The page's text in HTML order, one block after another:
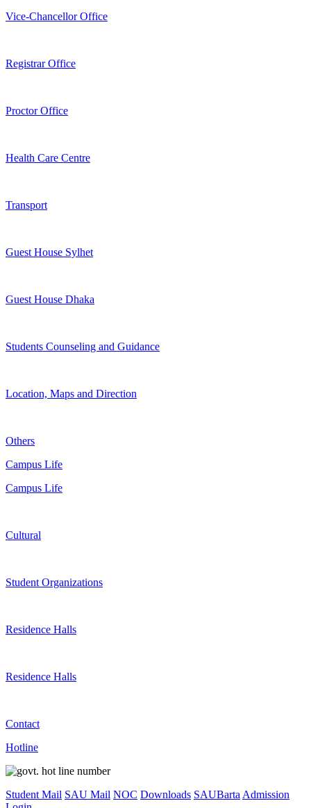
Vice-Chancellor Office
Registrar Office
Proctor Office
Health Care Centre
Transport
Guest House Sylhet
Guest House Dhaka
Students Counseling and Guidance
Location, Maps and Direction
Others
Campus Life
Campus Life
Cultural
Student Organizations
Residence Halls
Residence Halls
Contact
Hotline
Student Mail SAU Mail NOC Downloads SAUBarta Admission